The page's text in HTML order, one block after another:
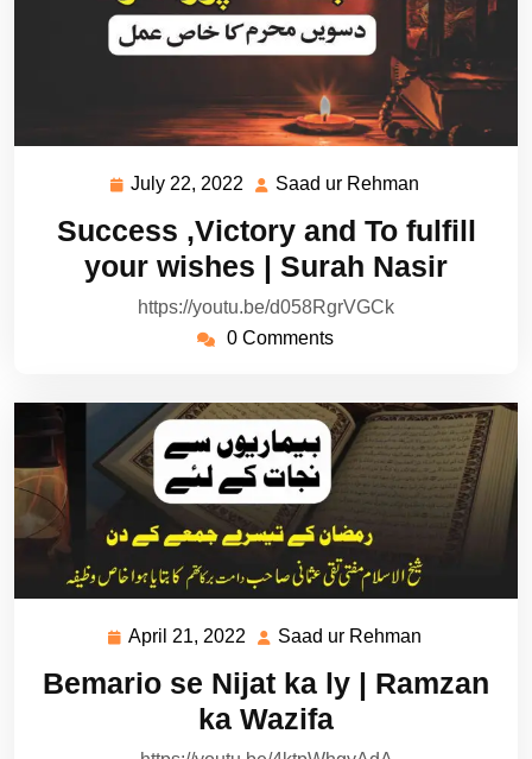
July 22, 2022
July
2022
Saad ur Rehman
Rehman
Success ,Victory and To fulfill
your wishes | Surah Nasir
https://youtu.be/d058RgrVGCk
0 Comments
April 21, 2022
April
2022
Saad ur Rehman
Rehman
Bemario se Nijat ka ly | Ramzan
ka Wazifa